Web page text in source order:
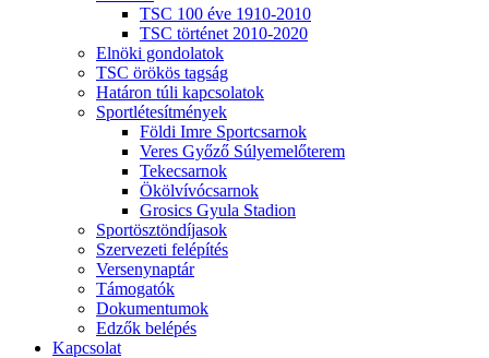
TSC 100 éve 1910-2010
TSC történet 2010-2020
Elnöki gondolatok
TSC örökös tagság
Határon túli kapcsolatok
Sportlétesítmények
Földi Imre Sportcsarnok
Veres Győző Súlyemelőterem
Tekecsarnok
Ökölvívócsarnok
Grosics Gyula Stadion
Sportösztöndíjasok
Szervezeti felépítés
Versenynaptár
Támogatók
Dokumentumok
Edzők belépés
Kapcsolat